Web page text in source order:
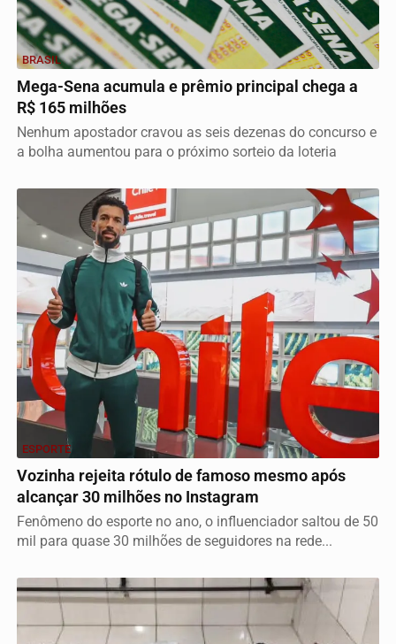
BRASIL
Mega-Sena acumula e prêmio principal chega a
R$ 165 milhões
Nenhum apostador cravou as seis dezenas do concurso e
a bolha aumentou para o próximo sorteio da loteria
ESPORTE
Vozinha rejeita rótulo de famoso mesmo após
alcançar 30 milhões no Instagram
Fenômeno do esporte no ano, o influenciador saltou de 50
mil para quase 30 milhões de seguidores na rede...